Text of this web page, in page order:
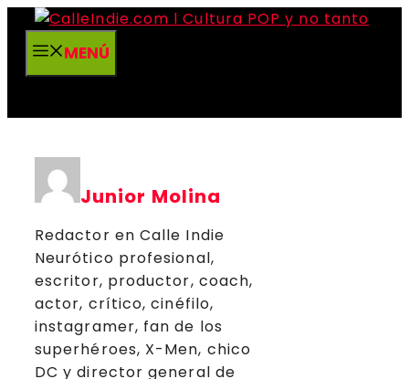
Saltar
contenidoMENÚ
Junior Molina
Redactor en Calle Indie
Neurótico profesional,
escritor, productor, coach,
actor, crítico, cinéfilo,
instagramer, fan de los
superhéroes, X-Men, chico
DC y director general de